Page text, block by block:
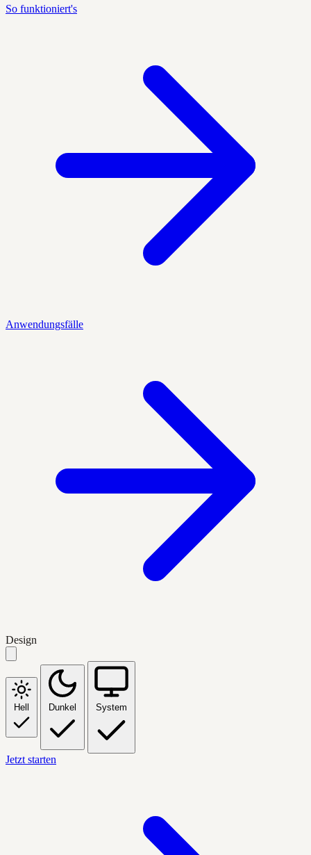
So funktioniert's
Anwendungsfälle
Design
Hell Dunkel System
Jetzt starten